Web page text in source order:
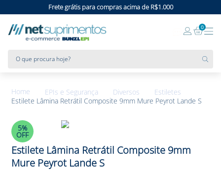
Frete grátis para compras acima de R$1.000
0
EPIs e Segurança Diversos
Estiletes
Estilete Lâmina Retrátil Composite 9mm Mure Peyrot Lande S
5%
OFF
Estilete Lâmina Retrátil Composite 9mm
Mure Peyrot Lande S